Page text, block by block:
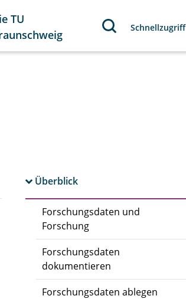
TU
Schnellzugriff
Überblick
Forschungsdaten und
Forschung
Forschungsdaten
dokumentieren
Forschungsdaten ablegen